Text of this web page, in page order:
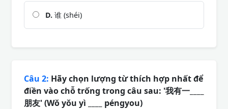
D. 谁 (shéi)
Câu 2: Hãy chọn lượng từ thích hợp nhất để
điền vào chỗ trống trong câu sau: '我有一____
朋友' (Wǒ yǒu yì ____ péngyou)